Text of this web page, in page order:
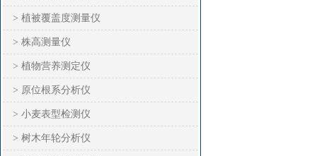
> 植被覆盖度测量仪
> 株高测量仪
> 植物营养测定仪
> 原位根系分析仪
> 小麦表型检测仪
> 树木年轮分析仪